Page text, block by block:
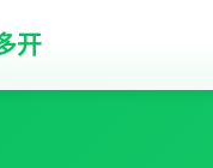
开